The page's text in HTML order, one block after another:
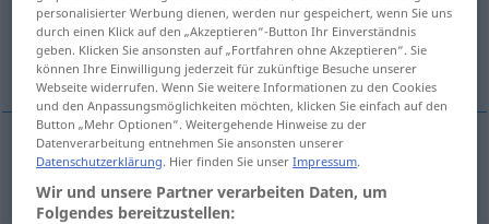
(Für mehr Details die Übersetzung anklicken/antippen)
ikke til at tage fejl af
ikke til attagefejlaf unverwechselbar
personalisierter Werbung dienen, werden nur gespeichert, wenn Sie uns
durch einen Klick auf den „Akzeptieren“-Button Ihr Einverständnis
geben. Klicken Sie ansonsten auf „Fortfahren ohne Akzeptieren“. Sie
können Ihre Einwilligung jederzeit für zukünftige Besuche unserer
Webseite widerrufen. Wenn Sie weitere Informationen zu den Cookies
und den Anpassungsmöglichkeiten möchten, klicken Sie einfach auf den
Button „Mehr Optionen“. Weitergehende Hinweise zu der
Datenverarbeitung entnehmen Sie ansonsten unserer
Datenschutzerklärung. Hier finden Sie unserImpressum.
Wir und unsere Partner verarbeiten Daten, um
Folgendes bereitzustellen: